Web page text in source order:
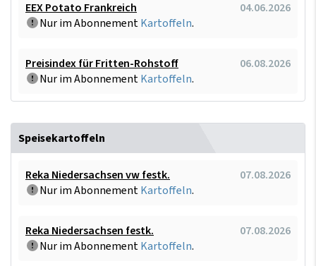
EEX Potato Frankreich
04.06.2026
Nur im AbonnementKartoffeln.
Preisindex für Fritten-Rohstoff
06.08.2026
Nur im AbonnementKartoffeln.
Speisekartoffeln
Reka Niedersachsen vw festk.
07.08.2026
Nur im AbonnementKartoffeln.
Reka Niedersachsen festk.
07.08.2026
Nur im AbonnementKartoffeln.